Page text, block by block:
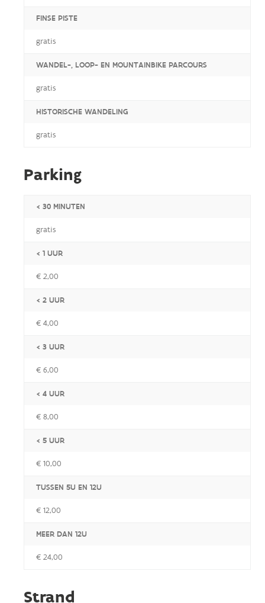
FINSE PISTE
gratis
WANDEL-, LOOP- EN MOUNTAINBIKE PARCOURS
gratis
HISTORISCHE WANDELING
gratis
Parking
< 30 MINUTEN
gratis
< 1 UUR
€ 2,00
< 2 UUR
€ 4,00
< 3 UUR
€ 6,00
< 4 UUR
€ 8,00
< 5 UUR
€ 10,00
TUSSEN 5U EN 12U
€ 12,00
MEER DAN 12U
€ 24,00
Strand